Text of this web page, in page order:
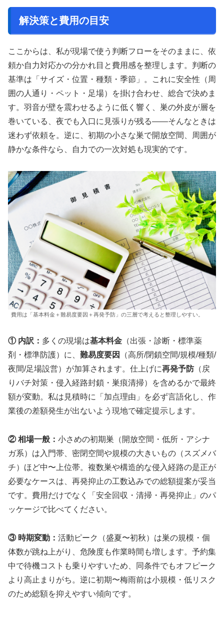
解決策と費用の目安
ここからは、私が現場で使う判断フローをそのままに、依
頼か自力対応かの分かれ目と費用感を整理します。判断の
基準は「サイズ・位置・種類・季節」。これに安全性（周
囲の人通り・ペット・足場）を掛け合わせ、総合で決めま
す。羽音が壁を震わせるように低く響く、巣の外皮が層を
巻いている、夜でも入口に見張りが残る――そんなときは
迷わず依頼を。逆に、初期の小さな巣で開放空間、周囲が
静かな条件なら、自力での一次対処も現実的です。
費用は「基本料金＋難易度要因＋再発予防」の三層で考えると整理しやすい。
① 内訳： 多くの現場は基本料金 （出張・診断・標準薬
剤・標準防護）に、 難易度要因
（高所/閉鎖空間/規模/種類/
夜間/足場設営）が加算されます。仕上げに再発予防 （戻
りバチ対策・侵入経路封鎖・巣痕清掃）を含めるかで最終
額が変動。私は見積時に「加点理由」を必ず言語化し、作
業後の差額発生が出ないよう現地で確定提示します。
② 相場一般： 小さめの初期巣（開放空間・低所・アシナ
ガ系）は入門帯、密閉空間や規模の大きいもの（スズメバ
チ）ほど中〜上位帯。複数巣や構造的な侵入経路の是正が
必要なケースは、再発抑止の工数込みでの総額提案が妥当
です。費用だけでなく「安全回収・清掃・再発抑止」のパ
ッケージで比べてください。
③ 時期変動： 活動ピーク（盛夏〜初秋）は巣の規模・個
体数が跳ね上がり、危険度も作業時間も増します。予約集
中で待機コストも乗りやすいため、同条件でもオフピーク
より高止まりがち。逆に初期〜梅雨前は小規模・低リスク
のため総額を抑えやすい傾向です。